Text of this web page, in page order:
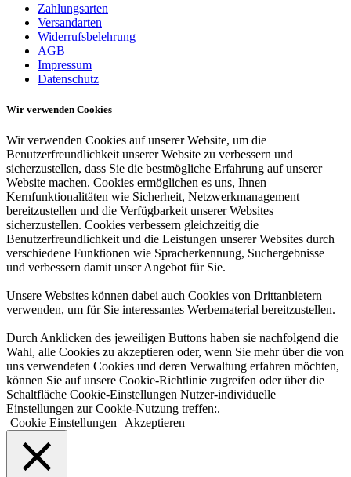
Zahlungsarten
Versandarten
Widerrufsbelehrung
AGB
Impressum
Datenschutz
Wir verwenden Cookies
Wir verwenden Cookies auf unserer Website, um die
Benutzerfreundlichkeit unserer Website zu verbessern und
sicherzustellen, dass Sie die bestmögliche Erfahrung auf unserer
Website machen. Cookies ermöglichen es uns, Ihnen
Kernfunktionalitäten wie Sicherheit, Netzwerkmanagement
bereitzustellen und die Verfügbarkeit unserer Websites
sicherzustellen. Cookies verbessern gleichzeitig die
Benutzerfreundlichkeit und die Leistungen unserer Websites durch
verschiedene Funktionen wie Spracherkennung, Suchergebnisse
und verbessern damit unser Angebot für Sie.
Unsere Websites können dabei auch Cookies von Drittanbietern
verwenden, um für Sie interessantes Werbematerial bereitzustellen.
Durch Anklicken des jeweiligen Buttons haben sie nachfolgend die
Wahl, alle Cookies zu akzeptieren oder, wenn Sie mehr über die von
uns verwendeten Cookies und deren Verwaltung erfahren möchten,
können Sie auf unsere Cookie-Richtlinie zugreifen oder über die
Schaltfläche Cookie-Einstellungen Nutzer-individuelle
Einstellungen zur Cookie-Nutzung treffen:.
Cookie Einstellungen
Akzeptieren